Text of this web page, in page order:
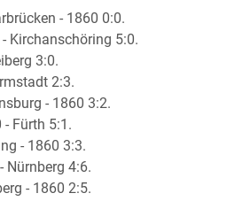
- 1860 0:0.
Kirchanschöring 5:0.
3:0.
2:3.
- 1860 3:2.
- Fürth 5:1.
- 1860 3:3.
Nürnberg 4:6.
- 1860 2:5.